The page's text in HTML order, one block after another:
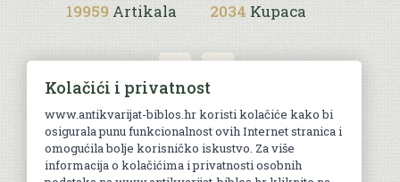
19959 Artikala 2034 Kupaca
Uvjeti kupnje
Kolačići i privatnost
www.antikvarijat-biblos.hr koristi kolačiće kako bi
osigurala punu funkcionalnost ovih Internet stranica i
omogućila bolje korisničko iskustvo. Za više
informacija o kolačićima i privatnosti osobnih